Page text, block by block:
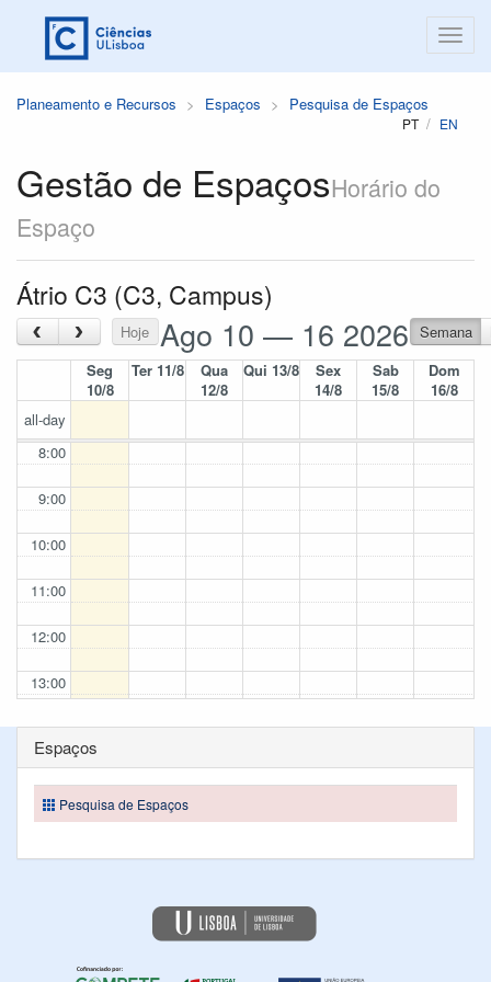
Planeamento e Recursos Espaços Pesquisa de Espaços
PT EN
Gestão de EspaçosHorário do
Espaço
Átrio C3 (C3, Campus)
‹ › Hoje Ago 10 — 16 2026 Semana
Seg
10/8
Ter 11/8
Qua
12/8
Qui 13/8
Sex
14/8
Sab
15/8
Dom
16/8
all-day
8:00
9:00
10:00
11:00
12:00
13:00
14:00
15:00
16:00
17:00
Espaços
Pesquisa de Espaços